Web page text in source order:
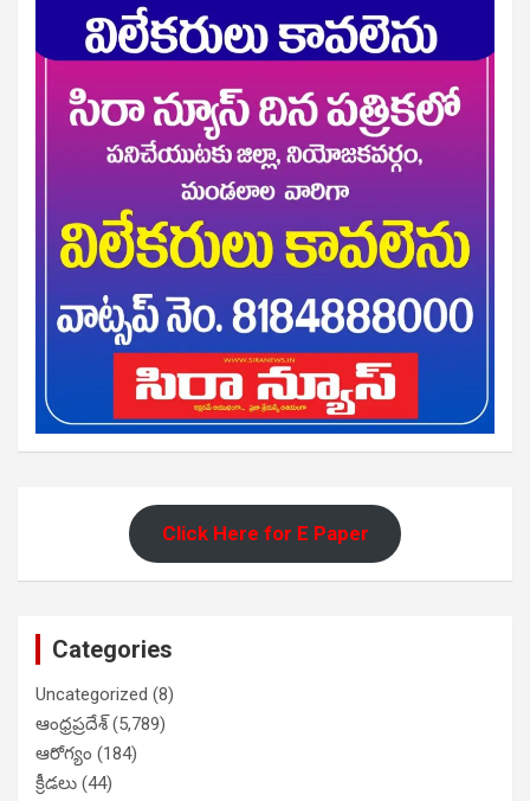
Click Here for E Paper
Categories
Uncategorized (8)
ఆంధ్రప్రదేశ్(5,789)
ఆరోగ్యం (184)
క్రీడలు (44)